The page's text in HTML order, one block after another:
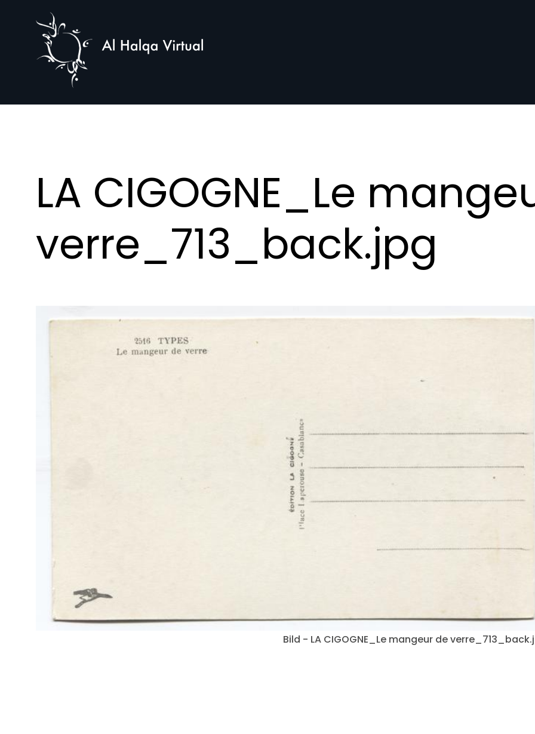
Al
Halqa
LA CIGOGNE_Le
verre_713_back.jpg
Bild - LA CIGOGNE_Le mangeur de